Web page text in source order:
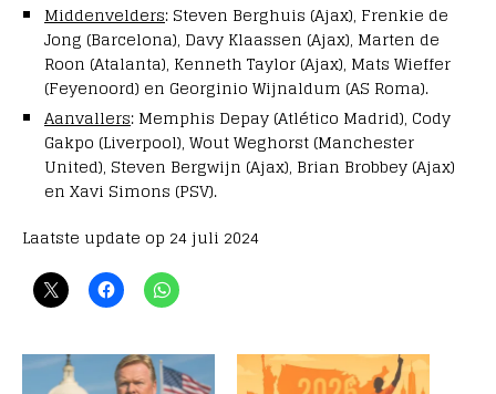
Middenvelders: Steven Berghuis (Ajax), Frenkie de
Jong (Barcelona), Davy Klaassen (Ajax), Marten de
Roon (Atalanta), Kenneth Taylor (Ajax), Mats Wieffer
(Feyenoord) en Georginio Wijnaldum (AS Roma).
Aanvallers: Memphis Depay (Atlético Madrid), Cody
Gakpo (Liverpool), Wout Weghorst (Manchester
United), Steven Bergwijn (Ajax), Brian Brobbey (Ajax)
en Xavi Simons (PSV).
Laatste update op 24 juli 2024